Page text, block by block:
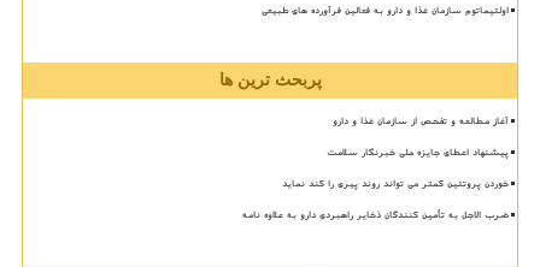
اولتیماتوم سازمان غذا و دارو به فعالین فرآورده های طبیعی
پربحث ترین ها
آغاز مطالعه و تفحص از سازمان غذا و دارو
پیشنهاد اعطای جایزه ملی خبرنگار سلامت
خوردن پروتئین کمتر می تواند روند پیری را کند نماید
ضرب الاجل به تأمین کنندگان ذخایر راهبردی دارو به علاوه نامه